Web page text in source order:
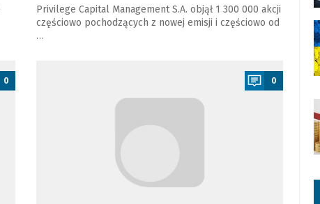
Privilege Capital Management S.A. objął 1 300 000 akcji
częściowo pochodzących z nowej emisji i częściowo od
…
0 0